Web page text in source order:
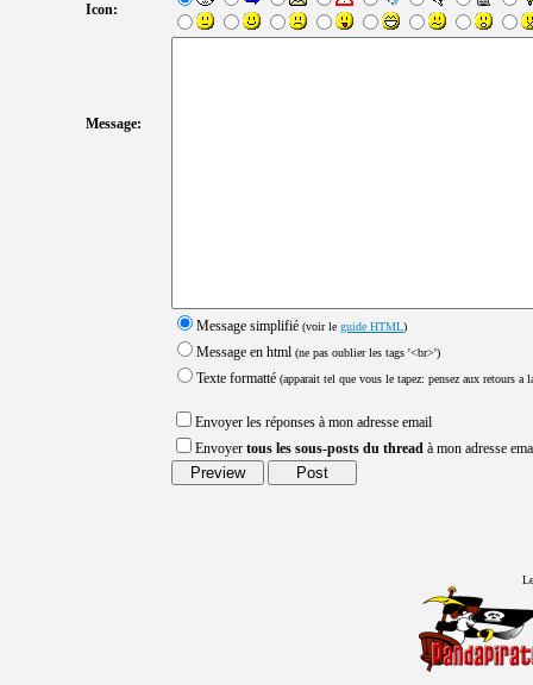
Icon:
Message:
Message simplifié (voir le guide HTML)
Message en html (ne pas oublier les tags '<br>')
Texte formatté (apparait tel que vous le tapez: pensez aux retours a
Envoyer les réponses à mon adresse email
Envoyer tous les sous-posts du thread à mon adresse